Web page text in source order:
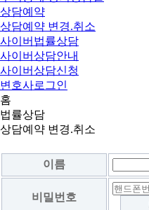
상담예약
상담예약 변경.취소
사이버법률상담
사이버상담안내
사이버상담신청
변호사로그인
홈
법률상담
상담예약 변경.취소
이름
비밀번호